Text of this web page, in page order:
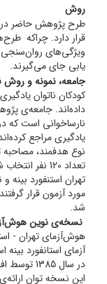
روش
طرح پژوهش حاضر در
قرار دارد. چراکه
ویژگی‌های روان‌سنجی
یابی جای می‌گیرند.
جامعه، نمونه و روش
کودکان ناتوان
داده‌اند. جامعه‌ی
یادگیری مراجع
نوع هدفمند،
تعداد 120
تهران استنفورد
مورد آزمون قرار
شد.
نسخه‌ی نوین
هوش‌آزمای تهران -
در سال